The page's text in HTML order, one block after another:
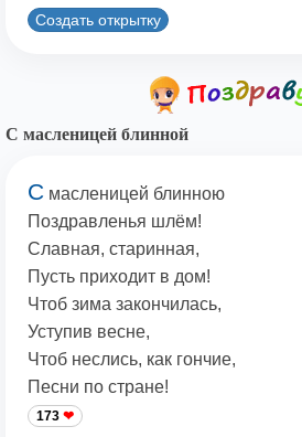
Создать открытку
С масленицей блинной
С масленицей блинною
Поздравленья шлём!
Славная, старинная,
Пусть приходит в дом!
Чтоб зима закончилась,
Уступив весне,
Чтоб неслись, как гончие,
Песни по стране!
173